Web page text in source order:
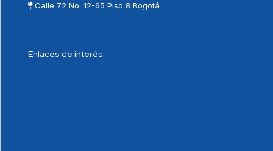
Calle 72 No. 12-65 Piso 8 Bogotá
Enlaces de interés